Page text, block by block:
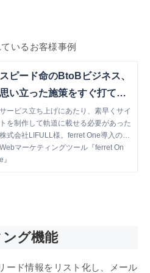
いるお客様事例
スピード命のBtoBビジネス、
思い立った施策をすぐ打てる
マーケティング体制を確立！
サービス立ち上げにあたり、素早くサイ
トを制作して軌道に載せる必要があった
株式会社LIFULL様。ferret One導入の決
め手や、導入後の成果などをお伺いしま
した。
Webマーケティングツール『ferret On
e』
グ機能
ード情報をリスト化し、メール